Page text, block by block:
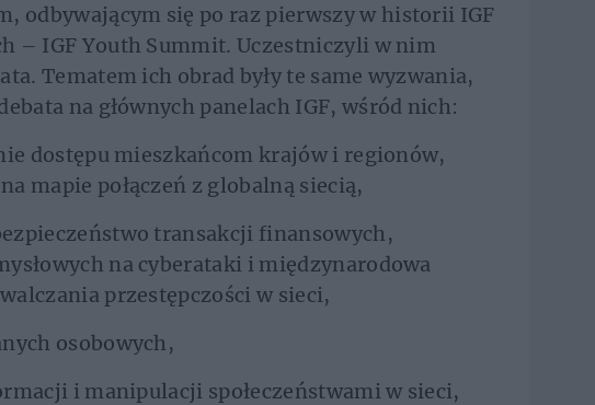
odbywającym się po raz pierwszy w historii IGF
– IGF Youth Summit. Uczestniczyli w nim
Tematem ich obrad były te same wyzwania,
na głównych panelach IGF, wśród nich:
dostępu mieszkańcom krajów i regionów,
mapie połączeń z globalną siecią,
transakcji finansowych,
na cyberataki i międzynarodowa
przestępczości w sieci,
osobowych,
i manipulacji społeczeństwami w sieci,